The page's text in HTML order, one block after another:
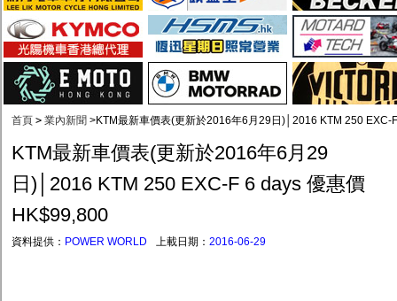
首頁 > 業內新聞 >KTM最新車價表(更新於2016年6月29日)│2016 KTM 250 EXC-
KTM最新車價表(更新於2016年6月29
日)│2016 KTM 250 EXC-F 6 days 優惠價
HK$99,800
資料提供： POWER WORLD 上載日期： 2016-06-29